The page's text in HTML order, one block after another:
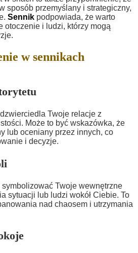
sposób przemyślany i strategiczny,
Sennik podpowiada, że warto
otoczenie i ludzi, którzy mogą
w sennikach
Twoje relacje z
Może to być wskazówka, że
lub oceniany przez innych, co
i decyzje.
Twoje wewnętrzne
sytuacji lub ludzi wokół Ciebie. To
nad chaosem i utrzymania